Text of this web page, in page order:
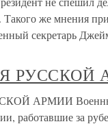
Такого же мнения
секретарь
РУССКОЙ
АРМИИ
работавшие за